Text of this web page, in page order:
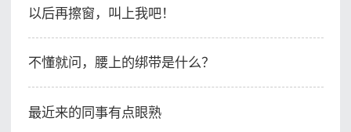
以后再擦窗，叫上我吧！
不懂就问，腰上的绑带是什么？
最近来的同事有点眼熟